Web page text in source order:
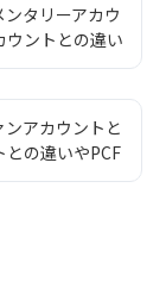
ンタリーアカウ
ウントとの違い
を解説
ンアカウントと
との違いやPCF